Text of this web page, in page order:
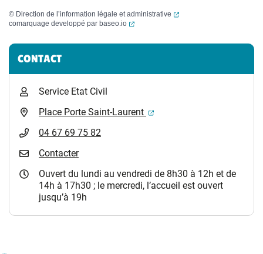
© Direction de l’information légale et administrative
(ouverture dans un
comarquage developpé par baseo.io (ouverture dans un nouvel onglet)
Informations complémentaires
CONTACT
Service Etat Civil
Place Porte Saint-Laurent
(ouverture dans un
04 67 69 75 82
Contacter
Ouvert du lundi au vendredi de 8h30 à 12h et de
14h à 17h30 ; le mercredi, l’accueil est ouvert
jusqu’à 19h